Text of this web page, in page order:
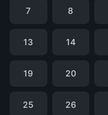
7 8
13 14
19 20
25 26